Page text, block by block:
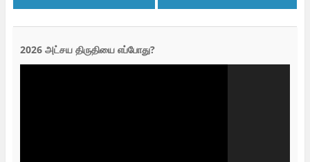
2026 அட்சய திருதியை எப்போது?